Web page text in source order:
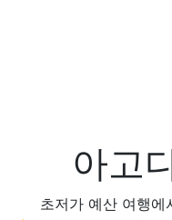
아고
초저가 예산 여행에